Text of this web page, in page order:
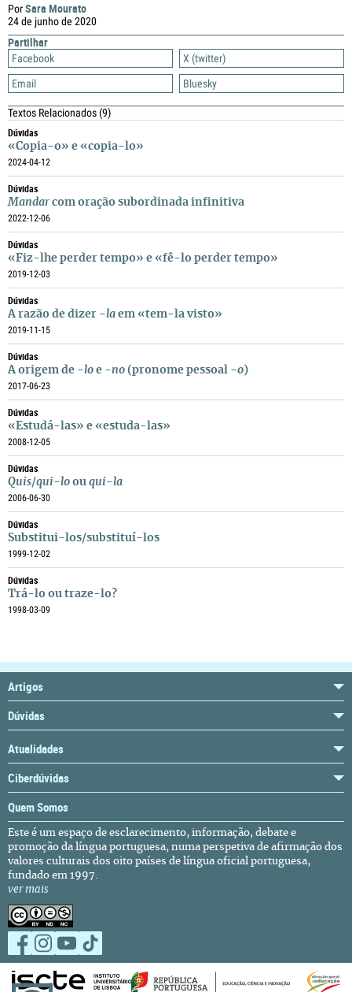
PorSara Mourato
24 de junho de 2020
Partilhar
Facebook
X (twitter)
Email
Bluesky
Textos Relacionados(9)
Dúvidas
«Copia-o» e «copia-lo»
2024-04-12
Dúvidas
Mandar com oração subordinada infinitiva
2022-12-06
Dúvidas
«Fiz-lhe perder tempo» e «fê-lo perder tempo»
2019-12-03
Dúvidas
A razão de dizer -la em «tem-la visto»
2019-11-15
Dúvidas
A origem de -lo e -no (pronome pessoal -o)
2017-06-23
Dúvidas
«Estudá-las» e «estuda-las»
2008-12-05
Dúvidas
Quis/qui-lo ou qui-la
2006-06-30
Dúvidas
Substitui-los/substituí-los
1999-12-02
Dúvidas
Trá-lo ou traze-lo?
1998-03-09
Artigos
Dúvidas
Atualidades
Ciberdúvidas
Quem Somos
Este é um espaço de esclarecimento, informação, debate e
promoção da língua portuguesa, numa perspetiva de afirmação dos
valores culturais dos oito países de língua oficial portuguesa,
fundado em 1997.
ver mais